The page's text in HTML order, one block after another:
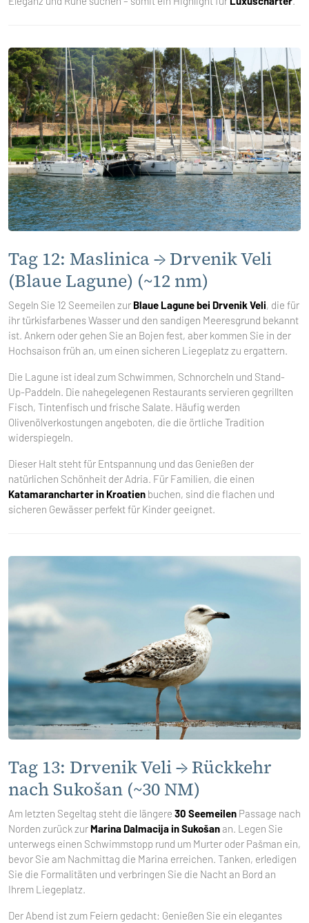
Tag 12: Maslinica → Drvenik Veli
(Blaue Lagune) (~12 nm)
Segeln Sie 12 Seemeilen zur Blaue Lagune bei Drvenik Veli, die für
ihr türkisfarbenes Wasser und den sandigen Meeresgrund bekannt
ist. Ankern oder gehen Sie an Bojen fest, aber kommen Sie in der
Hochsaison früh an, um einen sicheren Liegeplatz zu ergattern.
Die Lagune ist ideal zum Schwimmen, Schnorcheln und Stand-
Up-Paddeln. Die nahegelegenen Restaurants servieren gegrillten
Fisch, Tintenfisch und frische Salate. Häufig werden
Olivenölverkostungen angeboten, die die örtliche Tradition
widerspiegeln.
Dieser Halt steht für Entspannung und das Genießen der
natürlichen Schönheit der Adria. Für Familien, die einen
Katamarancharter in Kroatien buchen, sind die flachen und
sicheren Gewässer perfekt für Kinder geeignet.
Tag 13: Drvenik Veli → Rückkehr
nach Sukošan (~30 NM)
Am letzten Segeltag steht die längere 30 Seemeilen Passage nach
Norden zurück zur Marina Dalmacija in Sukošanan. Legen Sie
unterwegs einen Schwimmstopp rund um Murter oder Pašman ein,
bevor Sie am Nachmittag die Marina erreichen. Tanken, erledigen
Sie die Formalitäten und verbringen Sie die Nacht an Bord an
Ihrem Liegeplatz.
Der Abend ist zum Feiern gedacht: Genießen Sie ein elegantes